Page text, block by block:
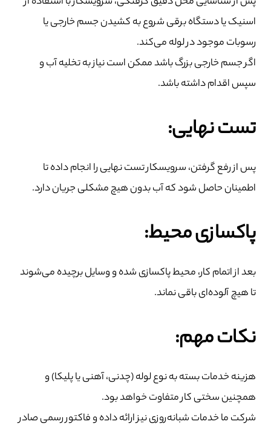
اسنیک یا دستگاه برقی شروع به کشیدن جسم خارجی یا
رسوبات موجود در لوله می‌کند.
اگر جسم خارجی بزرگ باشد ممکن است نیاز به تخلیه آب و
سپس اقدام داشته باشد.
تست نهایی:
پس از رفع گرفتن، سرویسکار تست نهایی را انجام داده تا
اطمینان حاصل شود که آب بدون هیچ مشکلی جریان دارد.
پاکسازی محیط:
بعد از اتمام کار، محیط پاکسازی شده و وسایل برچیده می‌شوند
تا هیچ آلوده‌ای باقی نماند.
نکات مهم:
هزینه خدمات بسته به نوع لوله (چدنی، آهنی یا پلیکا) و
همچنین سختی کار متفاوت خواهد بود.
شرکت‌ ما خدمات شبانه‌روزی نیز ارائه داده و فاکتور رسمی صادر